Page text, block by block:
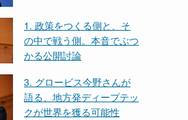
1. 政策をつくる側と、そ
の中で戦う側。本音でぶつ
かる公開討論
3. グロービス今野さんが
語る、地方発ディープテッ
クが世界を獲る可能性